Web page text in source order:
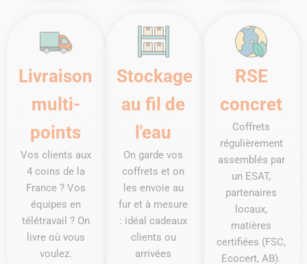
Livraison
multi-
points
Vos clients aux
4 coins de la
France ? Vos
équipes en
télétravail ? On
livre où vous
voulez.
Stockage
au fil de
l'eau
On garde vos
coffrets et on
les envoie au
fur et à mesure
: idéal cadeaux
clients ou
arrivées
RSE
concret
Coffrets
régulièrement
assemblés par
un ESAT,
partenaires
locaux,
matières
certifiées (FSC,
Ecocert, AB).